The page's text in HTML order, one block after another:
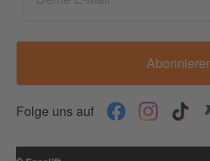
Folge uns auf